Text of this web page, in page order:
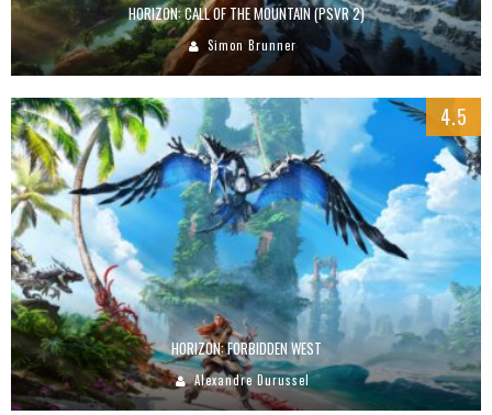
HORIZON: CALL OF THE MOUNTAIN (PSVR 2)
Simon Brunner
4.5
HORIZON: FORBIDDEN WEST
Alexandre Durussel